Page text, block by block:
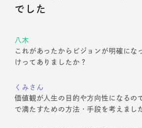
でした
八木
これがあったからビジョンが明確にな
けってありましたか？
くみさん
価値観が人生の目的や方向性になるの
で満たすための方法・手段を考えまし